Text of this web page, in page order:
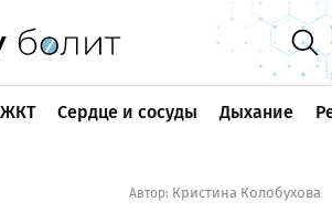
ЖКТ Сердце и сосуды Дыхание
Автор: Кристина Колобухова